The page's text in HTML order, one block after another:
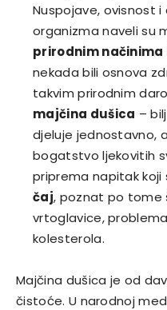
Nuspojave, ovisnost
organizma naveli su
prirodnim
nekada bili osnova
takvim prirodnim
majčina dušica –
djeluje jednostavno,
bogatstvo ljekovitih
priprema napitak koji
čaj, poznat po tome
vrtoglavice,
kolesterola.
Majčina dušica je od
čistoće. U narodnoj